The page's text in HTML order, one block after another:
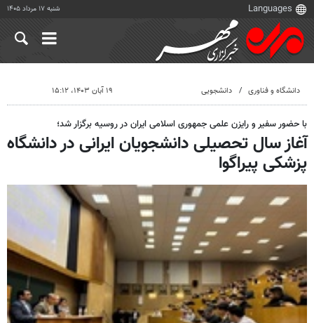
شنبه ۱۷ مرداد ۱۴۰۵
دانشگاه و فناوری دانشجویی ۱۹ آبان ۱۴۰۳، ۱۵:۱۲
با حضور سفیر و رایزن علمی جمهوری اسلامی ایران در روسیه برگزار شد؛
آغاز سال تحصیلی دانشجویان ایرانی در دانشگاه
پزشکی پیراگوا